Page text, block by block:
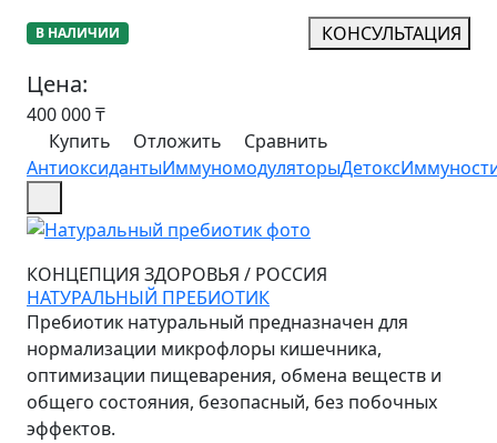
В НАЛИЧИИ КОНСУЛЬТАЦИЯ
Цена:
400 000₸
Купить
Отложить
Сравнить
АнтиоксидантыИммуномодуляторыДетокс
КОНЦЕПЦИЯ ЗДОРОВЬЯ / РОССИЯ
НАТУРАЛЬНЫЙ ПРЕБИОТИК
Пребиотик натуральный предназначен для
нормализации микрофлоры кишечника,
оптимизации пищеварения, обмена веществ и
общего состояния, безопасный, без побочных
эффектов.